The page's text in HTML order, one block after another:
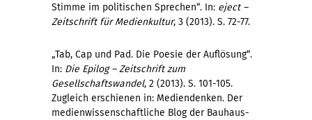
Stimme im politischen Sprechen“. In: eject –
Zeitschrift für Medienkultur, 3 (2013). S. 72-77.
„Tab, Cap und Pad. Die Poesie der Auflösung“.
In: Die Epilog – Zeitschrift zum
Gesellschaftswandel, 2 (2013). S. 101-105.
Zugleich erschienen in: Mediendenken. Der
medienwissenschaftliche Blog der Bauhaus-